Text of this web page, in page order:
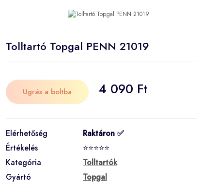
Tolltartó Topgal PENN 21019
Ugrás a boltba 4 090 Ft
Elérhetőség
Raktáron ✅
Értékelés
⭐⭐⭐⭐⭐
Kategória
Tolltartók
Gyártó
Topgal